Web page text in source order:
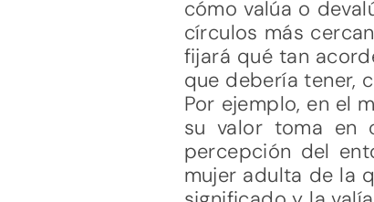
cómo valúa o
círculos más
fijará qué tan
que debería tener,
Por ejemplo, en el
su valor toma en
percepción del
mujer adulta de la